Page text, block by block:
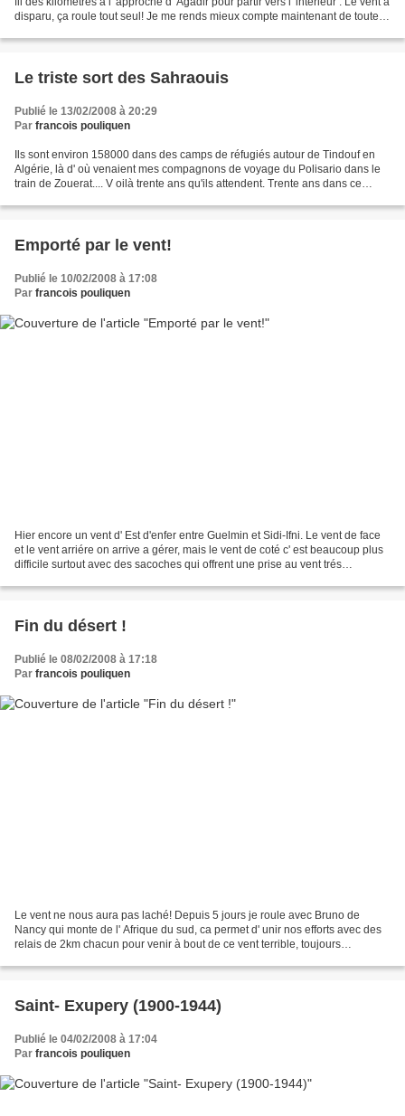
disparu, ça roule tout seul! Je me rends mieux compte maintenant de toute l'
Le triste sort des Sahraouis
Publié le 13/02/2008 à 20:29
Par francois pouliquen
Ils sont environ 158000 dans des camps de réfugiés autour de Tindouf en
Algérie, là d' où venaient mes compagnons de voyage du Polisario dans le
train de Zouerat.... V oilà trente ans qu'ils attendent. Trente ans dans ce
Emporté par le vent!
Publié le 10/02/2008 à 17:08
Par francois pouliquen
Hier encore un vent d' Est d'enfer entre Guelmin et Sidi-Ifni. Le vent de face
et le vent arriére on arrive a gérer, mais le vent de coté c' est beaucoup plus
difficile surtout avec des sacoches qui offrent une prise au vent trés
Fin du désert !
Publié le 08/02/2008 à 17:18
Par francois pouliquen
Le vent ne nous aura pas laché! Depuis 5 jours je roule avec Bruno de
Nancy qui monte de l' Afrique du sud, ca permet d' unir nos efforts avec des
relais de 2km chacun pour venir à bout de ce vent terrible, toujours
Saint- Exupery (1900-1944)
Publié le 04/02/2008 à 17:04
Par francois pouliquen